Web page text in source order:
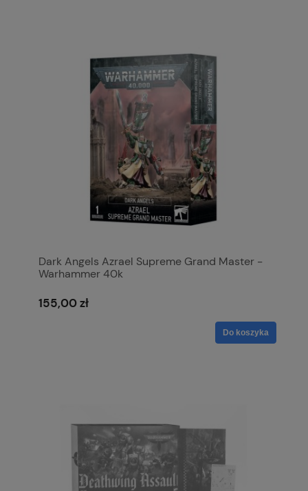
Dark Angels Azrael Supreme Grand Master -
Warhammer 40k
155,00 zł
Do koszyka